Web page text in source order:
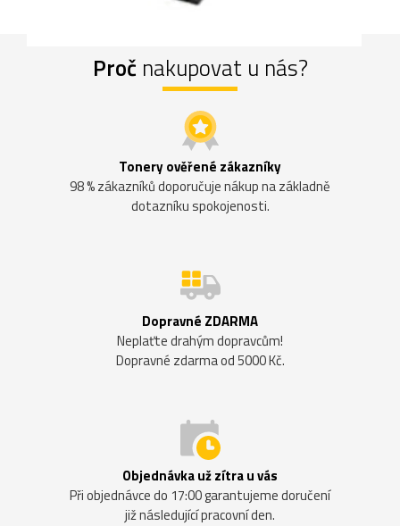
Proč nakupovat u nás?
Tonery ověřené zákazníky
98 % zákazníků doporučuje nákup na základně
dotazníku spokojenosti.
Dopravné ZDARMA
Neplaťte drahým dopravcům!
Dopravné zdarma od 5000 Kč.
Objednávka už zítra u vás
Při objednávce do 17:00 garantujeme doručení
již následující pracovní den.